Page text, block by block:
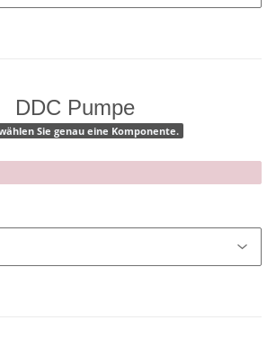
DDC Pumpe
Sie genau eine Komponente.